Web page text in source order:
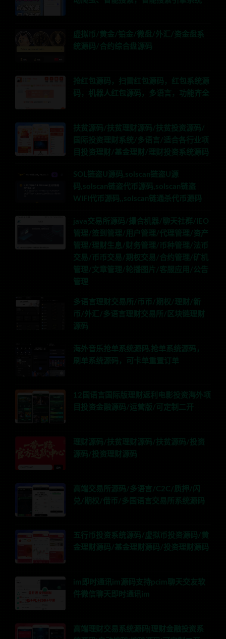
虚拟币/黄金/铂金/微盘/外汇/资金盘系
统源码/合约综合盘源码
抢红包源码，扫雷红包源码，红包系统源
码，机器人红包源码，多语言，功能齐全
扶贫源码/扶贫理财源码/扶贫投资源码/
国际投资理财系统/多语言/适合各行业项
目投资理财/基金理财/理财投资系统源码
SOL链盗U源码,solscan链盗U源
码,solscan链盗代币源码,solscan链盗
WIFI代币源码,,solscan链通杀代币源码
java交易所源码/撮合机器/聊天社群/IEO
管理/签到管理/用户管理/代理管理/资产
管理/理财生息/财务管理/币种管理/法币
交易/币币交易/期权交易/合约管理/矿机
管理/文章管理/轮播图片/客服应用/公告
管理
多语言理财交易所/币币/期权/理财/新
币/外汇/多语言理财交易所/区块链理财
源码
海外音乐抢单系统源码,抢单系统源码，
刷单系统源码，可卡单重置订单
12国语言国际版理财返利电影投资海外项
目投资金融源码/运营版/可定制二开
理财源码/扶贫理财源码/扶贫源码/投资
源码/投资理财源码
高端交易所源码/多语言/C2C/质押/闪
兑/期权/借币/多国语言交易所系统源码
五行币投资系统源码/虚拟币投资源码/黄
金理财源码/基金理财源码/投资理财源码
im即时通讯im源码支持pcim聊天交友软
件微信聊天即时通讯im
高端理财交易系统源码|理财金融投资系